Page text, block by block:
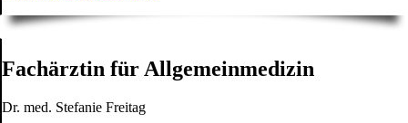
Fachärztin für Allgemeinmedizin
Dr. med. Stefanie Freitag